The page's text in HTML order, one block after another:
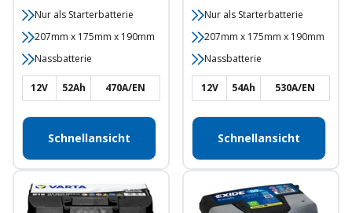
Nur als Starterbatterie
207mm x 175mm x 190mm
Nassbatterie
12V 52Ah 470A/EN
Schnellansicht
Nur als Starterbatterie
207mm x 175mm x 190mm
Nassbatterie
12V 54Ah 530A/EN
Schnellansicht